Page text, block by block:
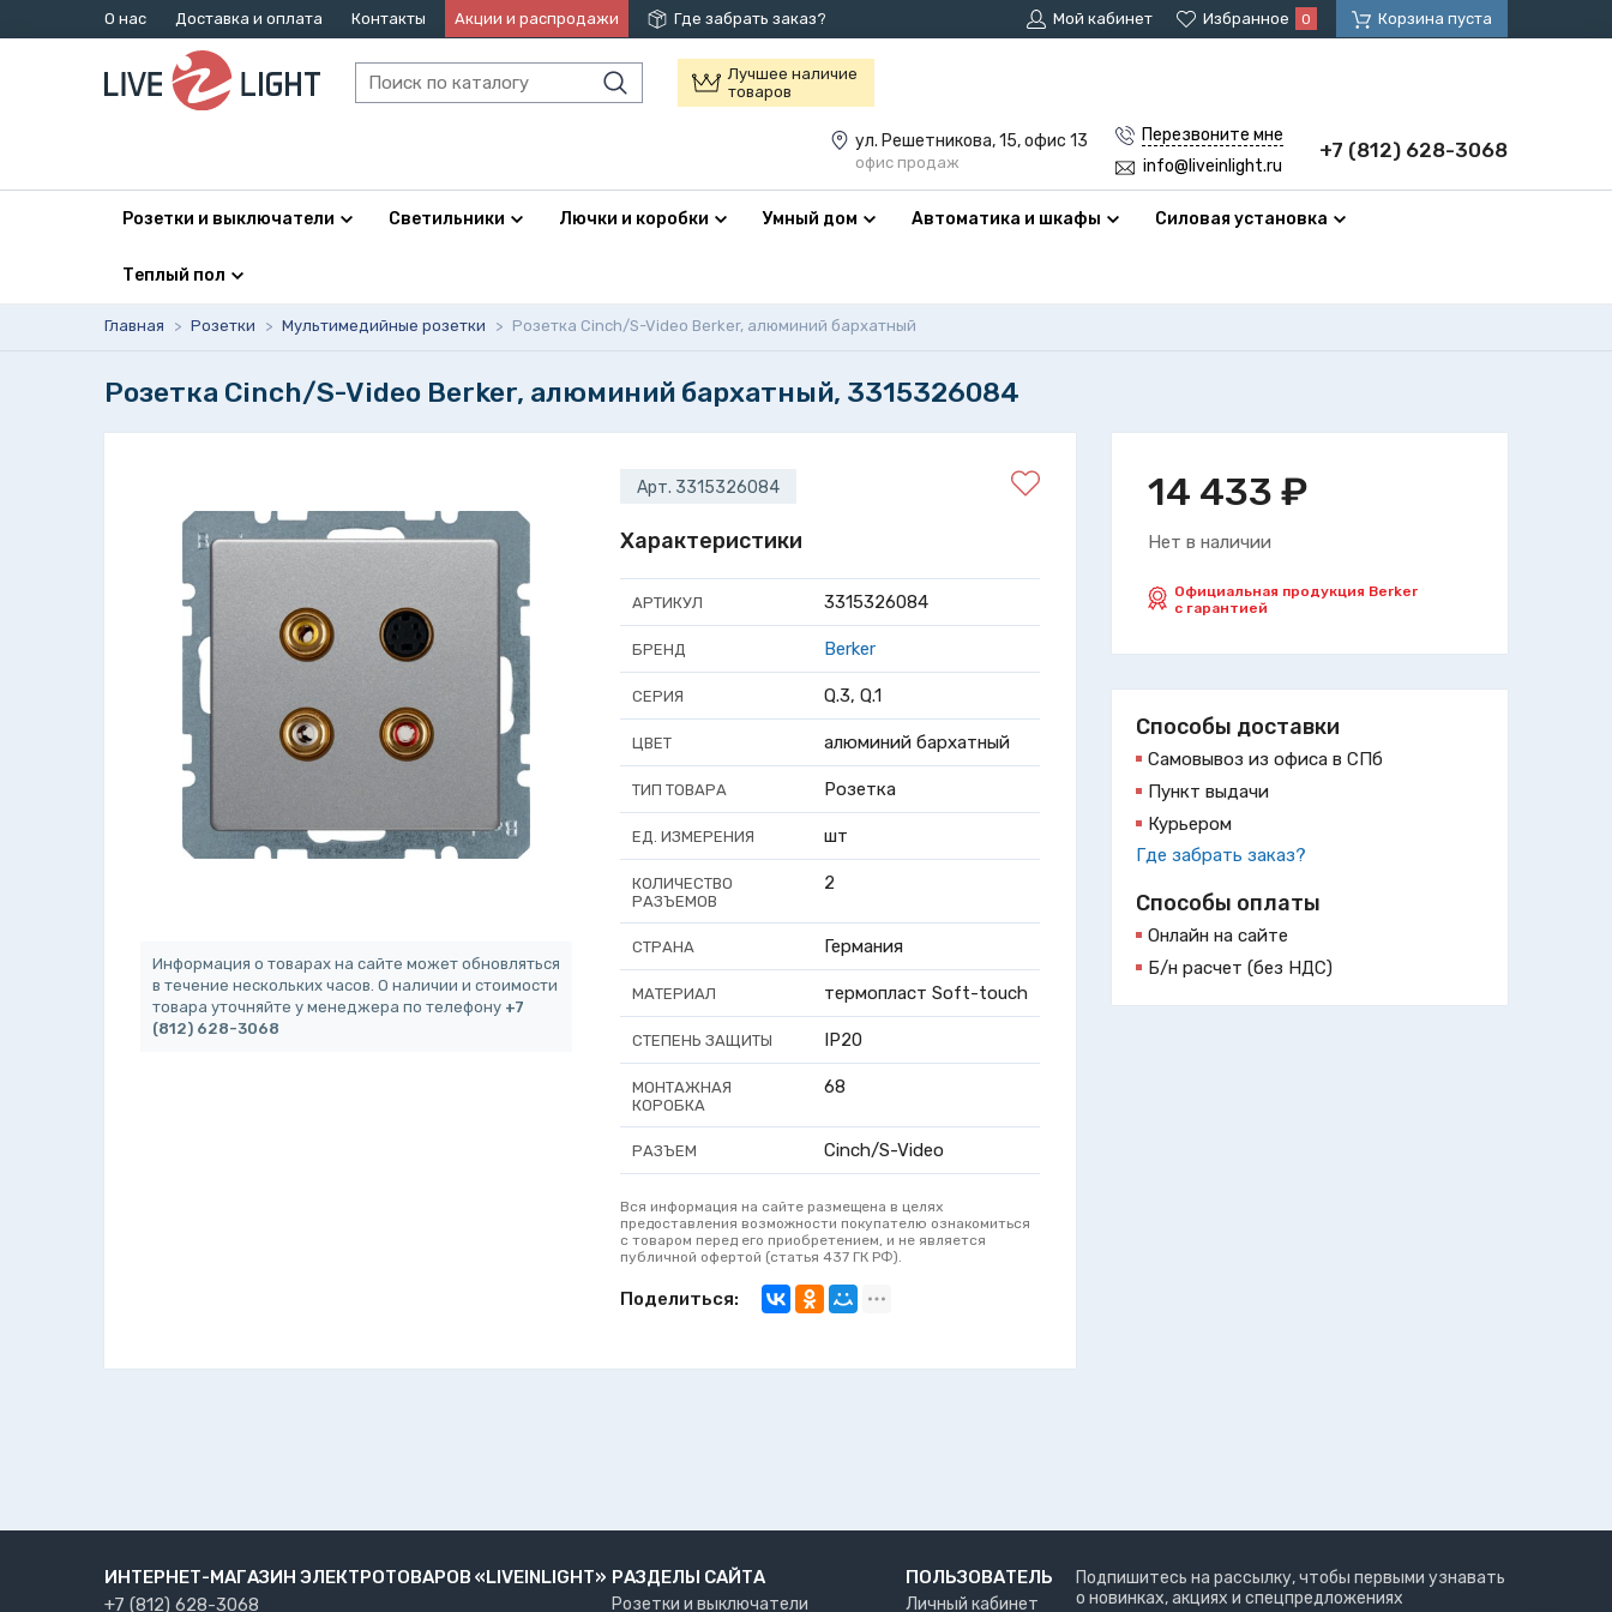
О нас Доставка и оплата Контакты Акции и распродажи Где забрать заказ? Мой кабинет Избранное 0 Корзина пуста
Лучшее наличие
товаров
ул. Решетникова, 15, офис 13
офис продаж
Перезвоните мне
info@liveinlight.ru
+7 (812) 628-3068
Розетки и выключатели Светильники Лючки и коробки Умный дом Автоматика и шкафы Силовая установка
Теплый пол
Главная > Розетки > Мультимедийные розетки > Розетка Cinch/S-Video Berker, алюминий бархатный
Розетка Cinch/S-Video Berker, алюминий бархатный, 3315326084
14 433 ₽
Нет в наличии
Официальная продукция Berker
с гарантией
Способы доставки
Самовывоз из офиса в СПб
Пункт выдачи
Курьером
Где забрать заказ?
Способы оплаты
Онлайн на сайте
Б/н расчет (без НДС)
Информация о товарах на сайте может обновляться
в течение нескольких часов. О наличии и стоимости
товара уточняйте у менеджера по телефону +7
(812) 628-3068
Арт. 3315326084
Характеристики
АРТИКУЛ 3315326084
БРЕНД Berker
СЕРИЯ Q.3, Q.1
ЦВЕТ алюминий бархатный
ТИП ТОВАРА Розетка
ЕД. ИЗМЕРЕНИЯ шт
КОЛИЧЕСТВО
РАЗЪЕМОВ
2
СТРАНА Германия
МАТЕРИАЛ термопласт Soft-touch
СТЕПЕНЬ ЗАЩИТЫ IP20
МОНТАЖНАЯ
КОРОБКА
68
РАЗЪЕМ Cinch/S-Video
Вся информация на сайте размещена в целях
предоставления возможности покупателю ознакомиться
с товаром перед его приобретением, и не является
публичной офертой (статья 437 ГК РФ).
Поделиться:
ИНТЕРНЕТ-МАГАЗИН ЭЛЕКТРОТОВАРОВ «LIVEINLIGHT»
+7 (812) 628-3068
РАЗДЕЛЫ САЙТА
Розетки и выключатели
ПОЛЬЗОВАТЕЛЬ
Личный кабинет
Подпишитесь на рассылку, чтобы первыми узнавать
о новинках, акциях и спецпредложениях